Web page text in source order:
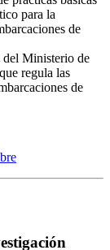
para la
de
del Ministerio de
regula las
de